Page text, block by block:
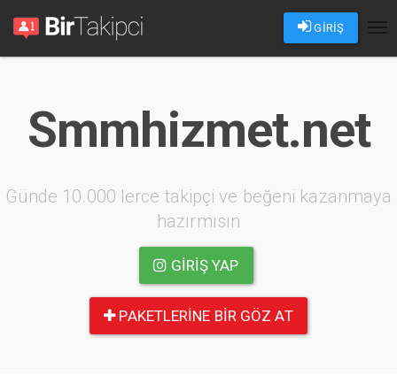
GİRİŞ
Smmhizmet.net
Günde 10.000 lerce takipçi ve beğeni kazanmaya
hazırmısın
GIRIŞ YAP
PAKETLERINE BIR GÖZ AT